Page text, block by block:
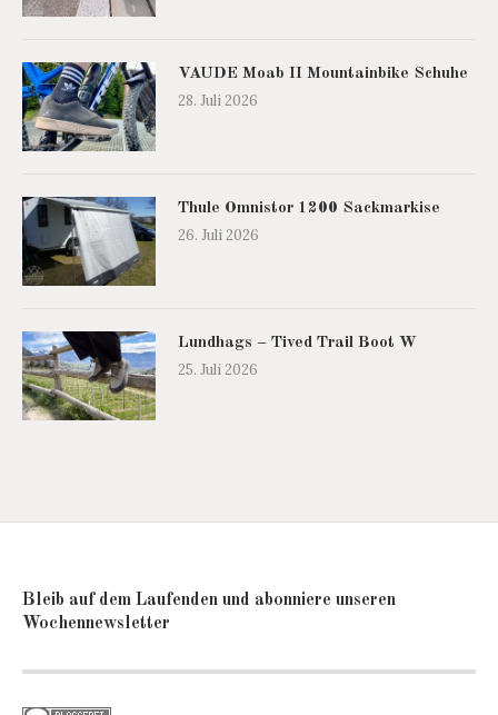
VAUDE Moab II Mountainbike Schuhe
28. Juli 2026
Thule Omnistor 1200 Sackmarkise
26. Juli 2026
Lundhags – Tived Trail Boot W
25. Juli 2026
Bleib auf dem Laufenden und abonniere unseren
Wochennewsletter